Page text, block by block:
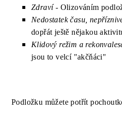
Zdraví- Olizováním
Nedostatek času,
dopřát ještě nějakou
Klidový režim a
jsou to velcí "akčňáci"
Podložku můžete potřít